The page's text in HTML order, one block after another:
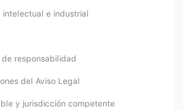
intelectual e industrial
de responsabilidad
del Aviso Legal
y jurisdicción competente